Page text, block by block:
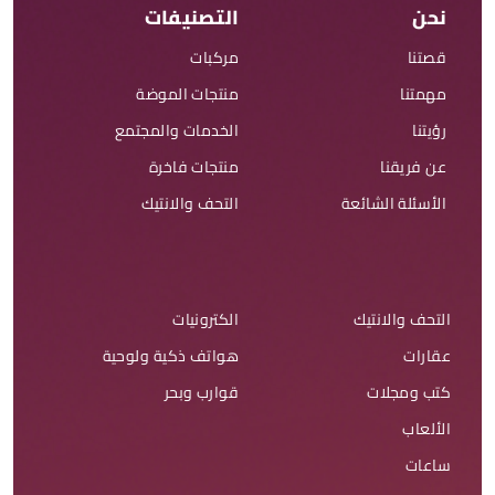
نحن
قصتنا
مهمتنا
رؤيتنا
عن فريقنا
الأسئلة الشائعة
التصنيفات
مركبات
منتجات الموضة
الخدمات والمجتمع
منتجات فاخرة
التحف والانتيك
التحف والانتيك
عقارات
كتب ومجلات
الألعاب
ساعات
الكترونيات
هواتف ذكية ولوحية
قوارب وبحر